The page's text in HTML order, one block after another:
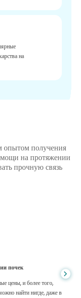
на
опытом получения
на протяжении
прочную связь
GoMedii, которые
в Индию для лечения.